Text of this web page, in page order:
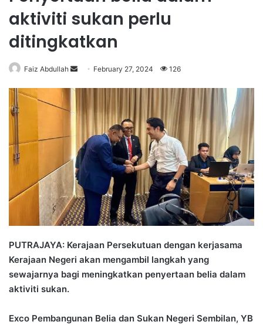
aktiviti sukan perlu
ditingkatkan
Faiz Abdullah
e
m
a
i
l
February 27, 2024 126
PUTRAJAYA: Kerajaan Persekutuan dengan kerjasama
Kerajaan Negeri akan mengambil langkah yang
sewajarnya bagi meningkatkan penyertaan belia dalam
aktiviti sukan.
Exco Pembangunan Belia dan Sukan Negeri Sembilan, YB